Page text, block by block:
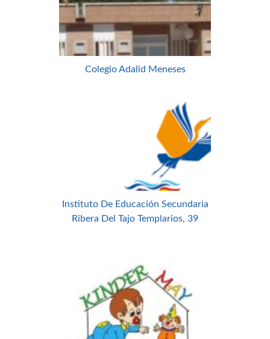
Colegio Adalid Meneses
Instituto De Educación Secundaria
Ribera Del Tajo Templarios, 39